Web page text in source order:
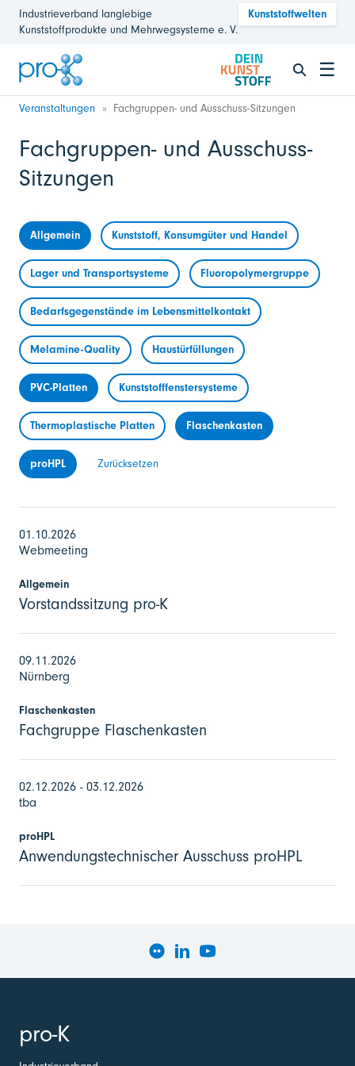
Industrieverband langlebige
Kunststoffprodukte und Mehrwegsysteme e. V.
Kunststoffwelten
☰
Veranstaltungen Fachgruppen- und Ausschuss-Sitzungen
Fachgruppen- und Ausschuss-
Sitzungen
Allgemein Kunststoff, Konsumgüter und Handel
Lager und Transportsysteme Fluoropolymergruppe
Bedarfsgegenstände im Lebensmittelkontakt
Melamine-Quality Haustürfüllungen
PVC-Platten Kunststofffenstersysteme
Thermoplastische Platten Flaschenkasten
proHPL Zurücksetzen
01.10.2026
Webmeeting
Allgemein
Vorstandssitzung pro-K
09.11.2026
Nürnberg
Flaschenkasten
Fachgruppe Flaschenkasten
02.12.2026 - 03.12.2026
tba
proHPL
Anwendungstechnischer Ausschuss proHPL
pro-K